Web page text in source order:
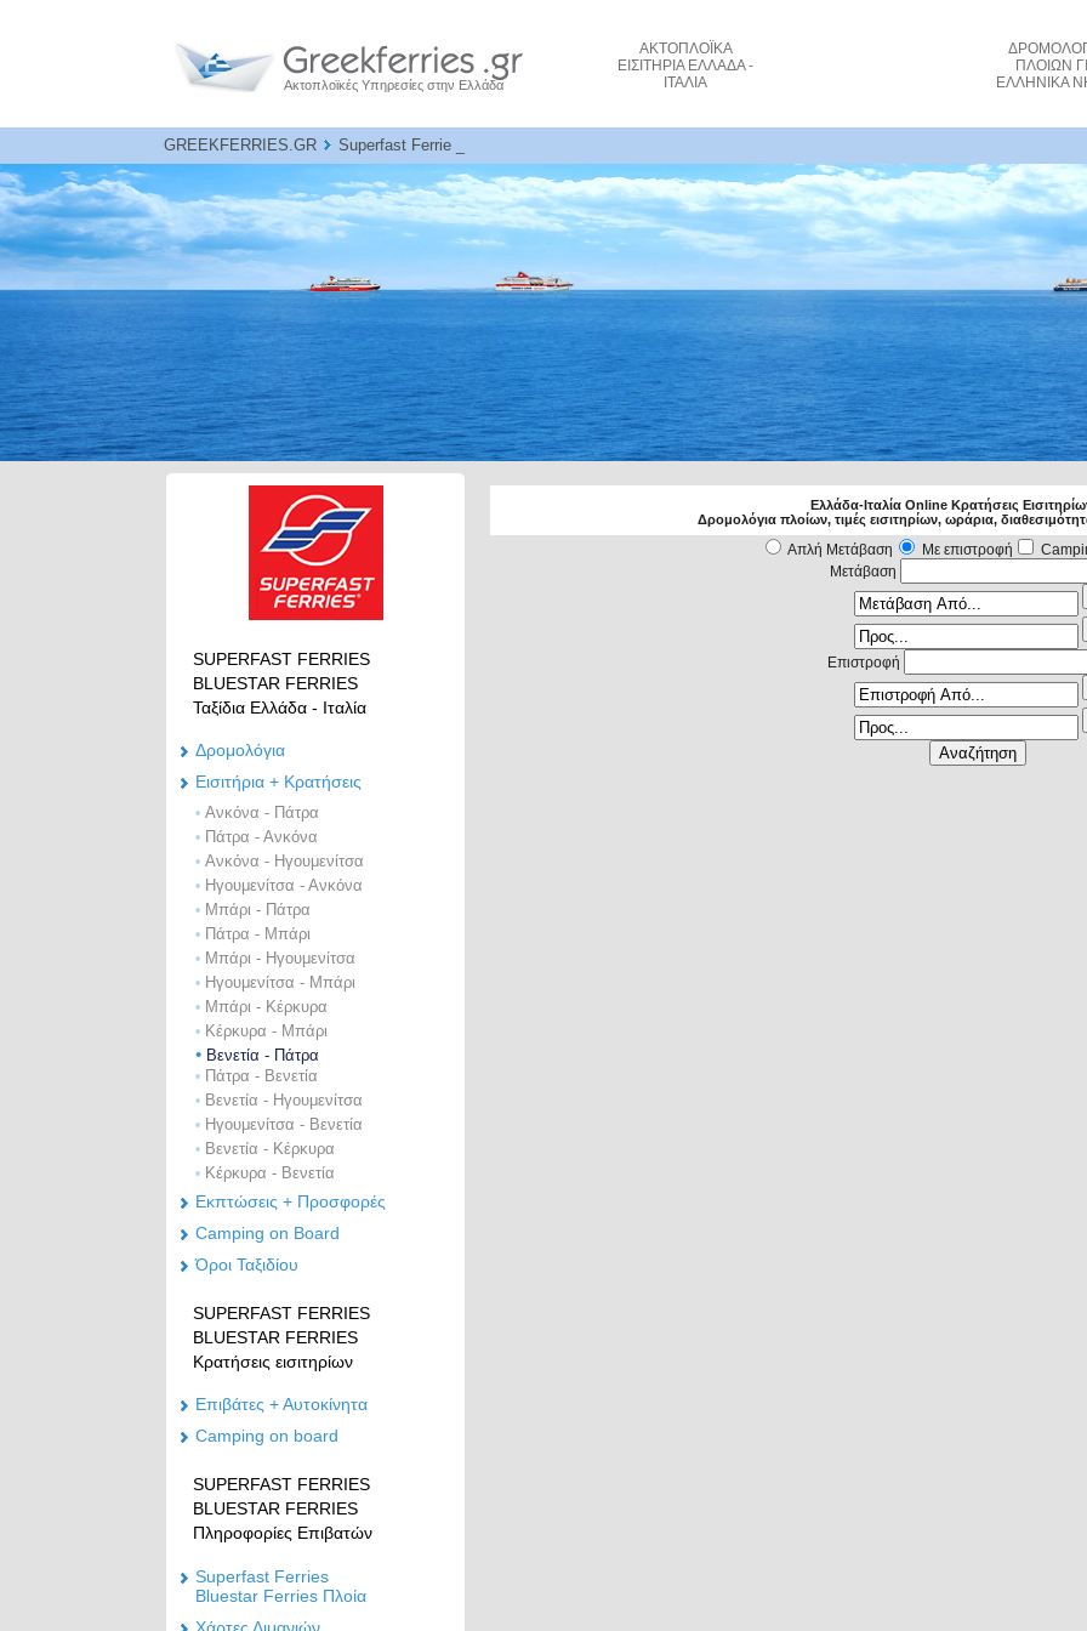
Ακτοπλοϊκές Υπηρεσίες στην Ελλάδα
ΑΚΤΟΠΛΟΪΚΑ
ΕΙΣΙΤΗΡΙΑ ΕΛΛΑΔΑ -
ΙΤΑΛΙΑ
ΠΛΟΙΩΝ
ΕΛΛΗΝΙΚΑ
GREEKFERRIES.GR Superfast Ferries - Bluestar Ferries - Αγκώνα Πάτρα κόστος εισιτηρί_
SUPERFAST FERRIES
BLUESTAR FERRIES
Ταξίδια Ελλάδα - Ιταλία
Δρομολόγια
Eισιτήρια + Κρατήσεις
• Ανκόνα - Πάτρα
• Πάτρα - Ανκόνα
• Ανκόνα - Ηγουμενίτσα
• Ηγουμενίτσα - Ανκόνα
• Μπάρι - Πάτρα
• Πάτρα - Μπάρι
• Μπάρι - Ηγουμενίτσα
• Ηγουμενίτσα - Μπάρι
• Μπάρι - Κέρκυρα
• Κέρκυρα - Μπάρι
• Βενετία - Πάτρα
• Πάτρα - Βενετία
• Βενετία - Ηγουμενίτσα
• Ηγουμενίτσα - Βενετία
• Βενετία - Κέρκυρα
• Κέρκυρα - Βενετία
Εκπτώσεις + Προσφορές
Camping on Board
Όροι Ταξιδίου
SUPERFAST FERRIES
BLUESTAR FERRIES
Κρατήσεις εισιτηρίων
Επιβάτες + Αυτοκίνητα
Camping on board
SUPERFAST FERRIES
BLUESTAR FERRIES
Πληροφορίες Επιβατών
Superfast Ferries
Bluestar Ferries Πλοία
Χάρτες Λιμανιών
Ελλάδα-Ιταλία Online Κρατήσεις
Δρομολόγια πλοίων, τιμές εισιτηρίων, ωράρια,
Απλή Μετάβαση Με επιστροφή
Μετάβαση
Επιστροφή